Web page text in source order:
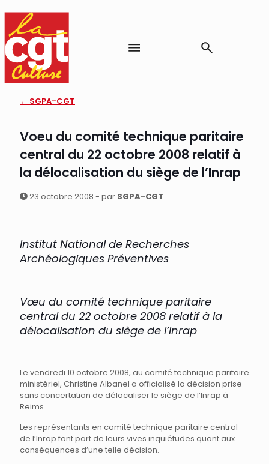
← SGPA-CGT
Voeu du comité technique paritaire
central du 22 octobre 2008 relatif à
la délocalisation du siège de l’Inrap
23 octobre 2008 - par SGPA-CGT
Institut National de Recherches
Archéologiques Préventives
Vœu du comité technique paritaire
central du 22 octobre 2008 relatif à la
délocalisation du siège de l’Inrap
Le vendredi 10 octobre 2008, au comité technique paritaire
ministériel, Christine Albanel a officialisé la décision prise
sans concertation de délocaliser le siège de l’Inrap à
Reims.
Les représentants en comité technique paritaire central
de l’Inrap font part de leurs vives inquiétudes quant aux
conséquences d’une telle décision.